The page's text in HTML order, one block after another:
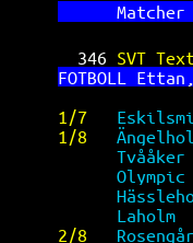
      Ma
346 SVT
FO
1/7
1/8
2/8